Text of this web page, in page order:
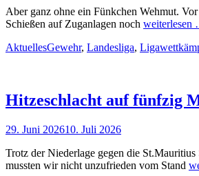
Aber ganz ohne ein Fünkchen Wehmut.
Schießen auf Zuganlagen noch weiterlesen
Kategorien
AktuellesSchlagworte
Gewehr, Landesliga,
Hitzeschlacht auf fünfzig
Veröffentlicht
29. Juni 202610. Juli 2026
Trotz der Niederlage gegen die St.Mauritius
mussten wir nicht unzufrieden vom Stand